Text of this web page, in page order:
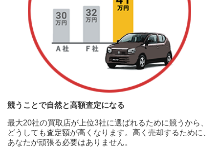
競うことで自然と高額査定になる
最大20社の買取店が上位3社に選ばれるために競うから、
どうしても査定額が高くなります。高く売却するために、
あなたが頑張る必要はありません。